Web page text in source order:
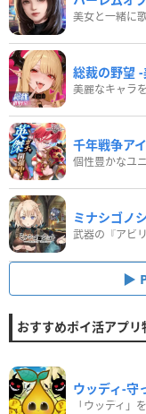
美女と一緒に
総裁の野望
美麗なキャラ
千年戦争ア
個性豊かなユ
ミナシゴノ
おすすめポイ活アプリ
ウッディ‐守
「ウッディ」